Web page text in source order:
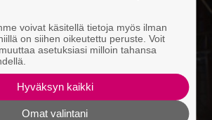
voivat käsitellä tietoja myös ilman
on siihen oikeutettu peruste. Voit
asetuksiasi milloin tahansa
Hyväksyn kaikki
Omat valintani